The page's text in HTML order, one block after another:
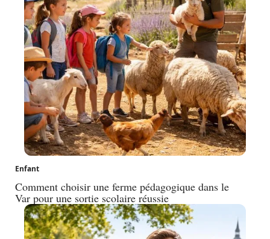
Enfant
Comment choisir une ferme pédagogique dans le
Var pour une sortie scolaire réussie